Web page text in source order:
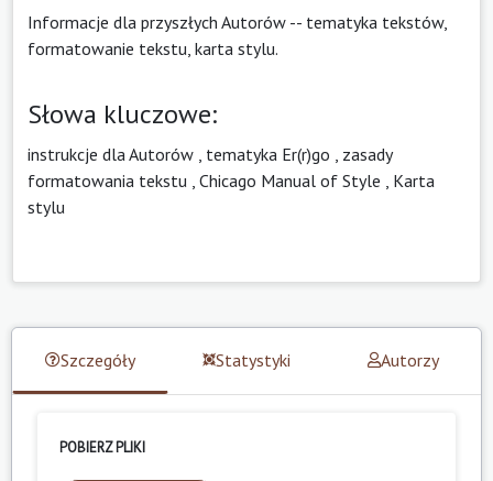
Informacje dla przyszłych Autorów -- tematyka tekstów,
formatowanie tekstu, karta stylu.
Słowa kluczowe:
instrukcje dla Autorów tematyka Er(r)go
zasady
formatowania tekstu Chicago Manual of Style
Karta
stylu
Szczegóły Statystyki Autorzy
POBIERZ PLIKI